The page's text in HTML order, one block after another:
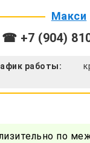
Макси
☎ +7 (904)
работы:
по